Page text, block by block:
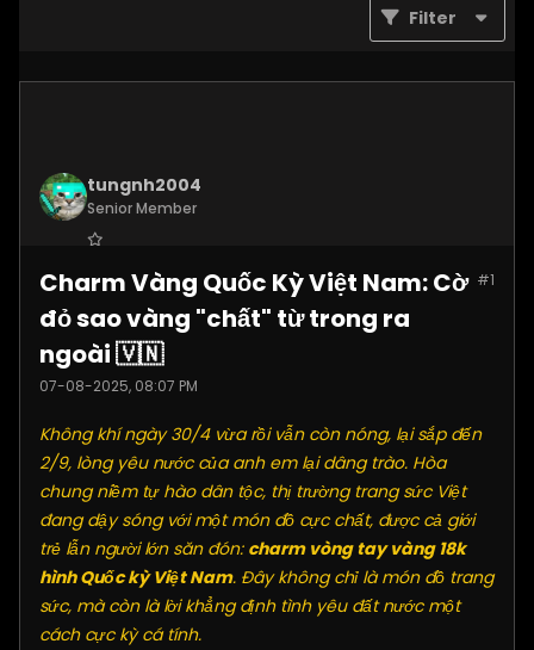
Filter
tungnh2004
Senior Member
Posts: 4099 #1
Charm Vàng Quốc Kỳ Việt Nam: Cờ
đỏ sao vàng "chất" từ trong ra
ngoài 🇻🇳
07-08-2025, 08:07 PM
Không khí ngày 30/4 vừa rồi vẫn còn nóng, lại sắp đến
2/9, lòng yêu nước của anh em lại dâng trào. Hòa
chung niềm tự hào dân tộc, thị trường trang sức Việt
đang dậy sóng với một món đồ cực chất, được cả giới
trẻ lẫn người lớn săn đón: charm vòng tay vàng 18k
hình Quốc kỳ Việt Nam. Đây không chỉ là món đồ trang
sức, mà còn là lời khẳng định tình yêu đất nước một
cách cực kỳ cá tính.